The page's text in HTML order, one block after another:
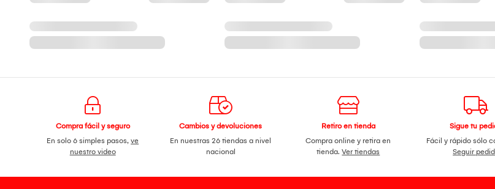
Compra fácil y seguro
En solo 6 simples pasos,ve
nuestro video
Cambios y devoluciones
En nuestras 26 tiendas a nivel
nacional
Retiro en tienda
Compra online y retira en
tienda.Ver tiendas
Sigue tu
Fácil y rápido sólo
Seguir